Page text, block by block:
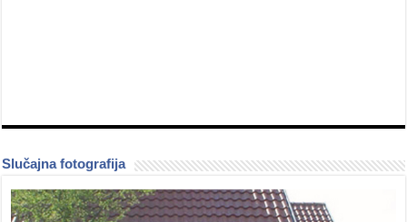
Slučajna fotografija